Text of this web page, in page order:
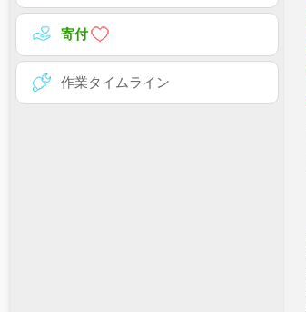
寄付
作業タイムライン